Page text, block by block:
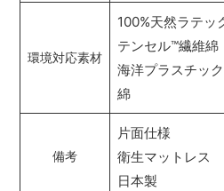
環境対応素材
100%天然ラテッ
テンセル™繊維綿
海洋プラスチッ
綿
備考
片面仕様
衛生マットレス
日本製